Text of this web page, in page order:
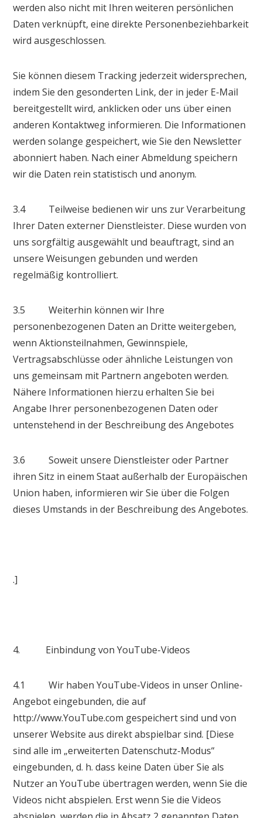
werden also nicht mit Ihren weiteren persönlichen
Daten verknüpft, eine direkte Personenbeziehbarkeit
wird ausgeschlossen.
Sie können diesem Tracking jederzeit widersprechen,
indem Sie den gesonderten Link, der in jeder E-Mail
bereitgestellt wird, anklicken oder uns über einen
anderen Kontaktweg informieren. Die Informationen
werden solange gespeichert, wie Sie den Newsletter
abonniert haben. Nach einer Abmeldung speichern
wir die Daten rein statistisch und anonym.
3.4 Teilweise bedienen wir uns zur Verarbeitung
Ihrer Daten externer Dienstleister. Diese wurden von
uns sorgfältig ausgewählt und beauftragt, sind an
unsere Weisungen gebunden und werden
regelmäßig kontrolliert.
3.5 Weiterhin können wir Ihre
personenbezogenen Daten an Dritte weitergeben,
wenn Aktionsteilnahmen, Gewinnspiele,
Vertragsabschlüsse oder ähnliche Leistungen von
uns gemeinsam mit Partnern angeboten werden.
Nähere Informationen hierzu erhalten Sie bei
Angabe Ihrer personenbezogenen Daten oder
untenstehend in der Beschreibung des Angebotes
3.6 Soweit unsere Dienstleister oder Partner
ihren Sitz in einem Staat außerhalb der Europäischen
Union haben, informieren wir Sie über die Folgen
dieses Umstands in der Beschreibung des Angebotes.
.]
4. Einbindung von YouTube-Videos
4.1 Wir haben YouTube-Videos in unser Online-
Angebot eingebunden, die auf
http://www.YouTube.com gespeichert sind und von
unserer Website aus direkt abspielbar sind. [Diese
sind alle im „erweiterten Datenschutz-Modus“
eingebunden, d. h. dass keine Daten über Sie als
Nutzer an YouTube übertragen werden, wenn Sie die
Videos nicht abspielen. Erst wenn Sie die Videos